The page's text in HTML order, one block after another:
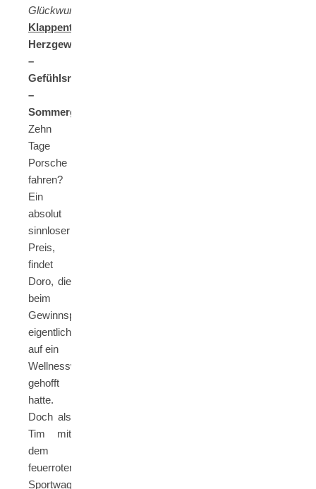
Glückwunsch!“
Klappentext:
Herzgewinn
–
Gefühlsrasen
–
Sommerglück
Zehn
Tage
Porsche
fahren?
Ein
absolut
sinnloser
Preis,
findet
Doro, die
beim
Gewinnspiel
eigentlich
auf ein
Wellnesswochenende
gehofft
hatte.
Doch als
Tim mit
dem
feuerroten
Sportwagen